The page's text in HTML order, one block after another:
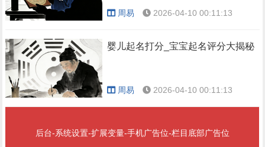
周易 2026-04-10 00:11:13
婴儿起名打分_宝宝起名评分大揭秘
周易 2026-04-10 00:11:13
后台-系统设置-扩展变量-手机广告位-栏目底部广告位